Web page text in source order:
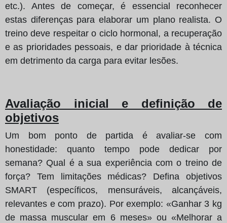
etc.). Antes de começar, é essencial reconhecer
estas diferenças para elaborar um plano realista. O
treino deve respeitar o ciclo hormonal, a recuperação
e as prioridades pessoais, e dar prioridade à técnica
em detrimento da carga para evitar lesões.
Avaliação inicial e definição de
objetivos
Um bom ponto de partida é avaliar-se com
honestidade: quanto tempo pode dedicar por
semana? Qual é a sua experiência com o treino de
força? Tem limitações médicas? Defina objetivos
SMART (específicos, mensuráveis, alcançáveis,
relevantes e com prazo). Por exemplo: «Ganhar 3 kg
de massa muscular em 6 meses» ou «Melhorar a